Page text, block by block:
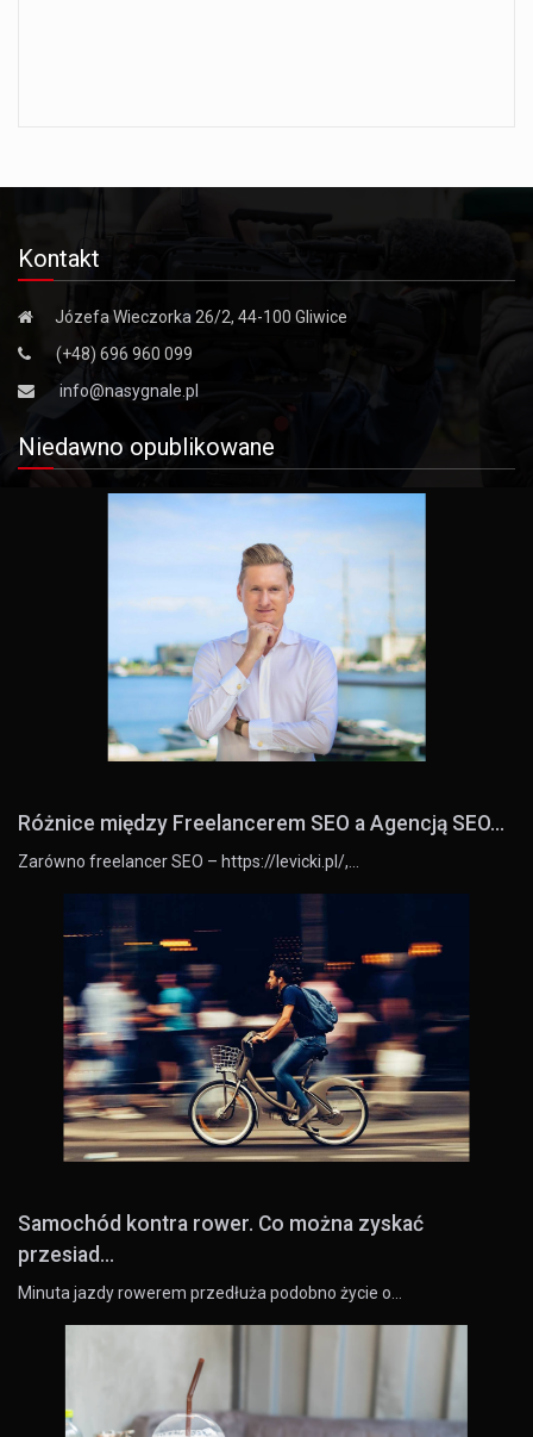
Kontakt
Józefa Wieczorka 26/2, 44-100 Gliwice
(+48) 696 960 099
info@nasygnale.pl
Niedawno opublikowane
Różnice między Freelancerem SEO a Agencją SEO...
Zarówno freelancer SEO – https://levicki.pl/,…
Samochód kontra rower. Co można zyskać
przesiad...
Minuta jazdy rowerem przedłuża podobno życie o…